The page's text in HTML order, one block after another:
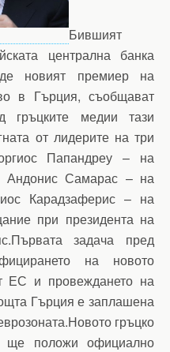
Бившият
централна банка
новият премиер на
в Гърция, съобщават
гръцките медии тази
от лидерите на три
Папандреу – на
Андонис Самарас – на
Карадзаферис – на
при президента на
задача пред
на новото
ЕС и провеждането на
Гърция е заплашена
гръцко
ще положи официално